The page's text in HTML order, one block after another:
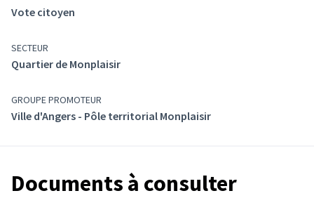
avec la participation des habitants du quartier,
Elle permettra d’embellir
depuis quelques mois de nouveaux équipements ou
Vote citoyen
SECTEUR
Quartier de Monplaisir
GROUPE PROMOTEUR
Ville d'Angers - Pôle territorial Monplaisir
Documents à consulter